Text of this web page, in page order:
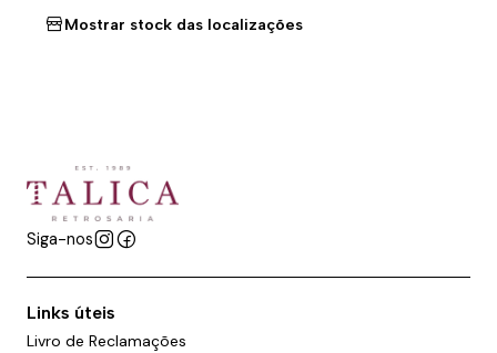
Mostrar stock das localizações
Siga-nos
Links úteis
Livro de Reclamações